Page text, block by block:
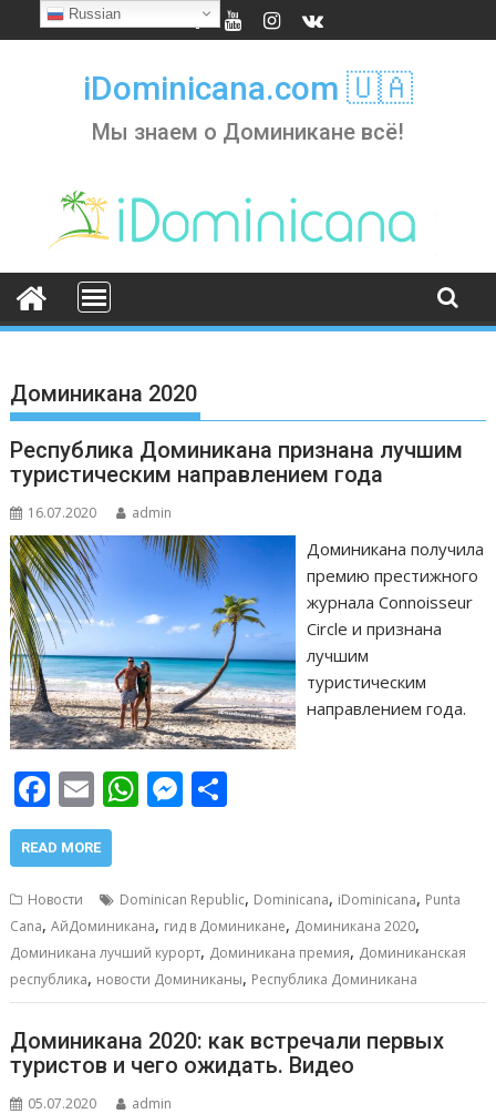
to
iDominicana.com 🇺🇦
Мы знаем о Доминикане всё!
Доминикана 2020
Республика Доминикана признана лучшим
туристическим направлением года
16.07.2020 admin
Доминикана получила
премию престижного
журнала Connoisseur
Circle и признана
лучшим
туристическим
направлением года.
F
ac
e
b
o
o
k
E
m
ai
l
W
s
A
p
p
M
e
n
g
er
р
а
в
и
т
ь
READ MORE
Новости Dominican Republic, Dominicana, iDominicana, Punta
Cana,АйДоминикана, гид в Доминикане, Доминикана 2020,
Доминикана лучший курорт, Доминикана премия, Доминиканская
республика, новости Доминиканы, Республика Доминикана
Доминикана 2020: как встречали первых
туристов и чего ожидать. Видео
05.07.2020 admin
Russian